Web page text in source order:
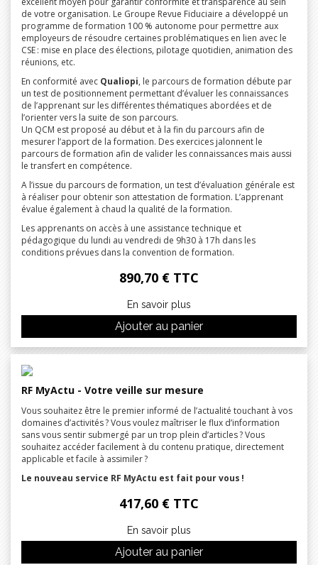
de votre organisation. Le Groupe Revue Fiduciaire a développé un
programme de formation 100 % autonome pour permettre aux
employeurs de résoudre certaines problématiques en lien avec le
CSE : mise en place des élections, pilotage quotidien, animation des
réunions, etc.
En conformité avec Qualiopi, le parcours de formation débute par
un test de positionnement permettant d’évaluer les connaissances
de l’apprenant sur les différentes thématiques abordées et de
l’orienter vers la suite de son parcours.
Un QCM est proposé au début et à la fin du parcours afin de
mesurer l’apport de la formation. Des exercices jalonnent le
parcours de formation afin de valider les connaissances mais aussi
le transfert en compétence.
A l’issue du parcours de formation, un test d’évaluation générale est
à réaliser pour obtenir son attestation de formation. L’apprenant
évalue également à chaud la qualité de la formation.
Les apprenants on accès à une assistance technique et
pédagogique du lundi au vendredi de 9h30 à 17h dans les
conditions prévues dans la convention de formation.
890,70 € TTC
En savoir plus
Ajouter au panier
RF MyActu - Votre veille sur mesure
Vous souhaitez être le premier informé de l’actualité touchant à vos
domaines d’activités ? Vous voulez maîtriser le flux d’information
sans vous sentir submergé par un trop plein d’articles ? Vous
souhaitez accéder facilement à du contenu pratique, directement
applicable et facile à assimiler ?
Le nouveau service RF MyActu est fait pour vous !
417,60 € TTC
En savoir plus
Ajouter au panier